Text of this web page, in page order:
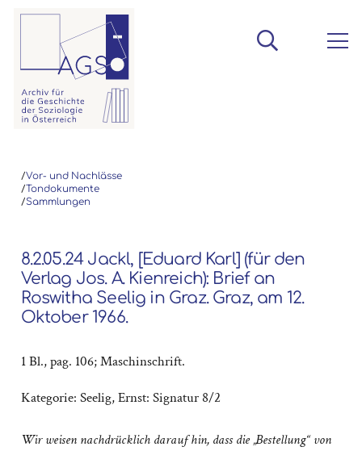
/Vor- und Nachlässe
/Tondokumente
/Sammlungen
8.2.05.24 Jackl, [Eduard Karl] (für den
Verlag Jos. A. Kienreich): Brief an
Roswitha Seelig in Graz. Graz, am 12.
Oktober 1966.
1 Bl., pag. 106; Maschinschrift.
Kategorie: Seelig, Ernst: Signatur 8/2
Wir weisen nachdrücklich darauf hin, dass die „Bestellung“ von